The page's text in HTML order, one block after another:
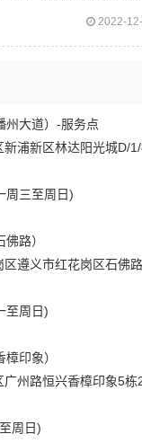
2022-
州大道）-服务点
浦新区林达阳光城D/
周三至周日)
路）
遵义市红花岗区石佛
至周日)
印象）
州路恒兴香樟印象5
周日)